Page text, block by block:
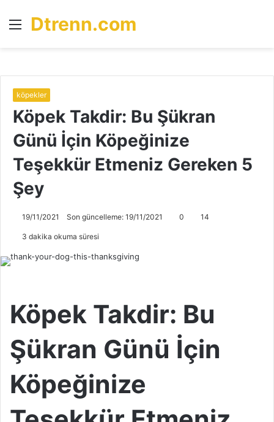
Menü
Dtrenn.com
köpekler
Köpek Takdir: Bu Şükran
Günü İçin Köpeğinize
Teşekkür Etmeniz Gereken 5
Şey
19/11/2021 Son güncelleme: 19/11/2021 0 14
3 dakika okuma süresi
Köpek Takdir: Bu
Şükran Günü İçin
Köpeğinize